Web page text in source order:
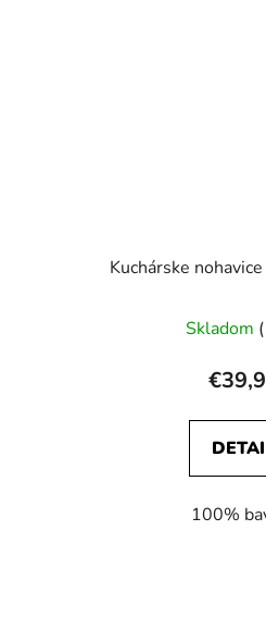
Kuchárske
Skladom
100%